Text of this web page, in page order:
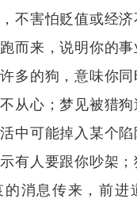
不害怕贬值或经
而来，说明你的
多的狗，意味你
从心；梦见被猎
中可能掉入某个陷
有人要跟你吵架；
消息传来，前进